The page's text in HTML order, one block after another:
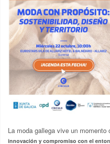
La moda gallega vive un momento
innovación y compromiso con el